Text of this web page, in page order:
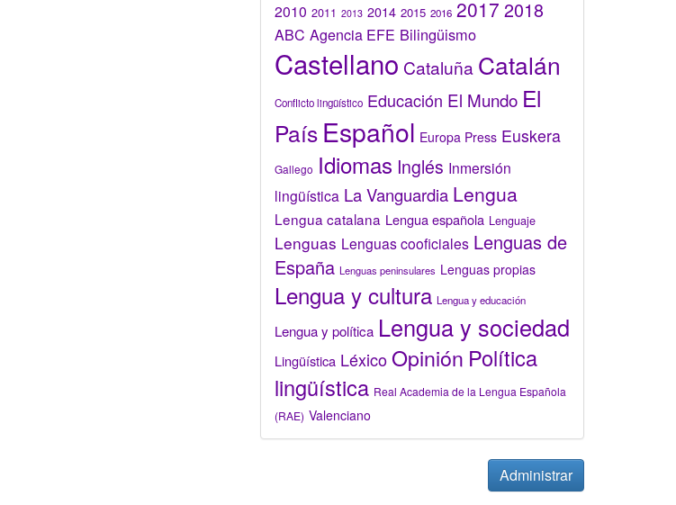
2010 2011 2013 2014 2015 2016 2017 2018
ABC Agencia EFE Bilingüismo
Castellano Cataluña Catalán
Conflicto lingüístico Educación El Mundo El
País Español Europa Press Euskera
Gallego Idiomas Inglés Inmersión
lingüística La Vanguardia Lengua
Lengua catalana Lengua española Lenguaje
Lenguas Lenguas cooficiales Lenguas de
España Lenguas peninsulares Lenguas propias
Lengua y cultura Lengua y educación
Lengua y política Lengua y sociedad
Lingüística LéxicoOpinión Política
lingüística Real Academia de la Lengua Española
(RAE) Valenciano
Administrar